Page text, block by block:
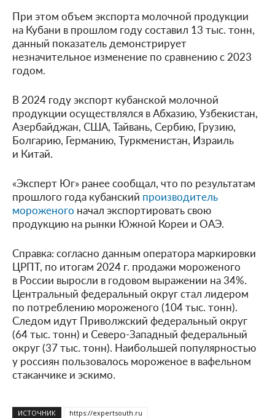
При этом объем экспорта молочной продукции
на Кубани в прошлом году составил 13 тыс. тонн,
данный показатель демонстрирует
незначительное изменение по сравнению с 2023
годом.
В 2024 году экспорт кубанской молочной
продукции осуществлялся в Абхазию, Узбекистан,
Азербайджан, США, Тайвань, Сербию, Грузию,
Болгарию, Германию, Туркменистан, Израиль
и Китай.
«Эксперт Юг» ранее сообщал, что по результатам
прошлого года кубанский производитель
мороженого начал экспортировать свою
продукцию на рынки Южной Кореи и ОАЭ.
Справка: согласно данным оператора маркировки
ЦРПТ, по итогам 2024 г. продажи мороженого
в России выросли в годовом выражении на 34%.
Центральный федеральный округ стал лидером
по потреблению мороженого (104 тыс. тонн).
Следом идут Приволжский федеральный округ
(64 тыс. тонн) и Северо-Западный федеральный
округ (37 тыс. тонн). Наибольшей популярностью
у россиян пользовалось мороженое в вафельном
стаканчике и эскимо.
ИСТОЧНИК
https://expertsouth.ru